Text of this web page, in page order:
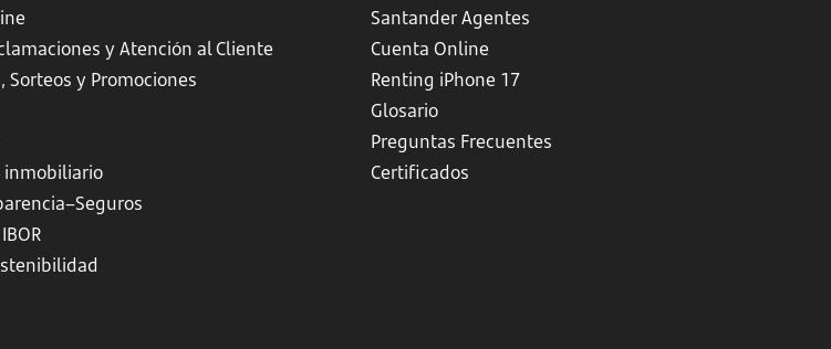
y Atención al Cliente
Sorteos y Promociones
inmobiliario
Santander Agentes
Cuenta Online
Renting iPhone 17
Glosario
Preguntas Frecuentes
Certificados